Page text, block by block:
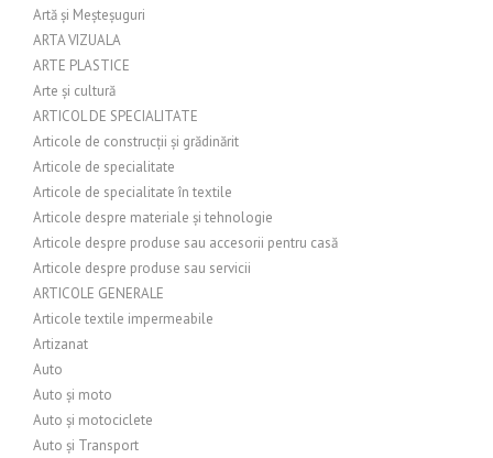
Artă și Meșteșuguri
ARTA VIZUALA
ARTE PLASTICE
Arte și cultură
ARTICOL DE SPECIALITATE
Articole de construcții și grădinărit
Articole de specialitate
Articole de specialitate în textile
Articole despre materiale și tehnologie
Articole despre produse sau accesorii pentru casă
Articole despre produse sau servicii
ARTICOLE GENERALE
Articole textile impermeabile
Artizanat
Auto
Auto și moto
Auto și motociclete
Auto și Transport